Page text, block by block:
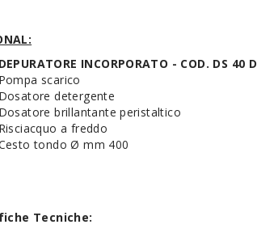
DEPURATORE INCORPORATO - COD. DS 40 D
Pompa scarico
Dosatore detergente
Dosatore brillantante peristaltico
Risciacquo a freddo
tondo Ø mm 400
Tecniche: